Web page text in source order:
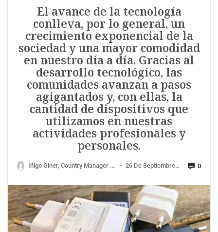
El avance de la tecnología
conlleva, por lo general, un
crecimiento exponencial de la
sociedad y una mayor comodidad
en nuestro día a día. Gracias al
desarrollo tecnológico, las
comunidades avanzan a pasos
agigantados y, con ellas, la
cantidad de dispositivos que
utilizamos en nuestras
actividades profesionales y
personales.
Iñigo Giner, Country Manager De CertiDeal 26 De Septiembre De 2023 0